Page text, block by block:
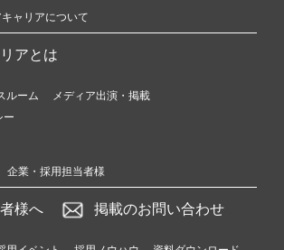
ャリアについて
アとは
ルーム
メディア出演・掲載
ー
企業・採用担当者様
様へ 掲載のお問い合わせ